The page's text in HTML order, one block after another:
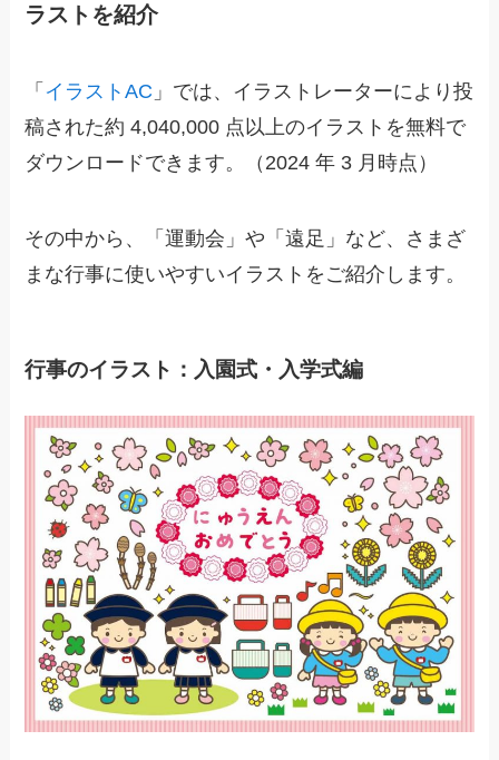
ラストを紹介
「 イラストAC 」では、イラストレーターにより投
稿された約 4,040,000 点以上のイラストを無料で
ダウンロードできます。（2024 年 3 月時点）
その中から、
「運動会」や「遠足」など、さまざ
まな行事に使いやすいイラストをご紹介します。
行事のイラスト：入園式・入学式編